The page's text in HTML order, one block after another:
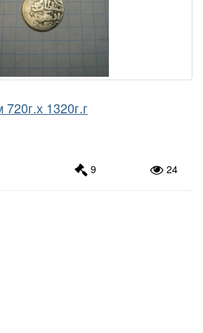
1320г.г
9 24